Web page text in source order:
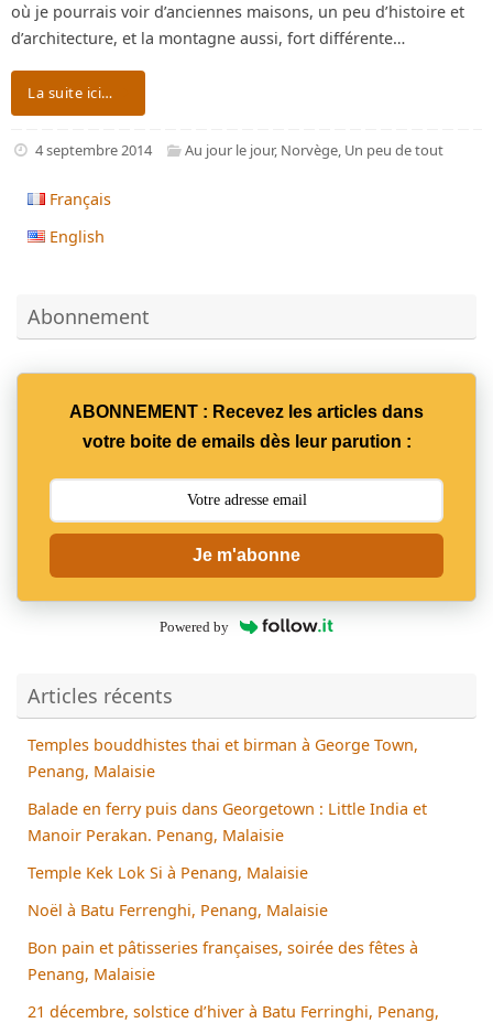
où je pourrais voir d’anciennes maisons, un peu d’histoire et
d’architecture, et la montagne aussi, fort différente…
La suite ici…
4 septembre 2014 Au jour le jour, Norvège, Un peu de tout
Français
English
Abonnement
ABONNEMENT : Recevez les articles dans
votre boite de emails dès leur parution :
Je m'abonne
Powered by
Articles récents
Temples bouddhistes thai et birman à George Town,
Penang, Malaisie
Balade en ferry puis dans Georgetown : Little India et
Manoir Perakan. Penang, Malaisie
Temple Kek Lok Si à Penang, Malaisie
Noël à Batu Ferrenghi, Penang, Malaisie
Bon pain et pâtisseries françaises, soirée des fêtes à
Penang, Malaisie
21 décembre, solstice d’hiver à Batu Ferringhi, Penang,